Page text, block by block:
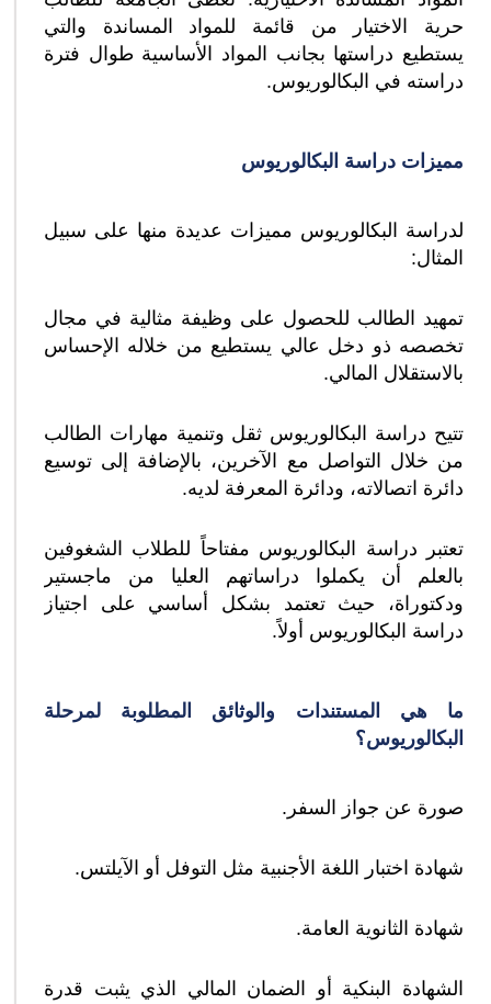
حرية الاختيار من قائمة للمواد المساندة والتي
يستطيع دراستها بجانب المواد الأساسية طوال فترة
دراسته في البكالوريوس.
مميزات دراسة البكالوريوس
لدراسة البكالوريوس مميزات عديدة منها على سبيل
المثال:
تمهيد الطالب للحصول على وظيفة مثالية في مجال
تخصصه ذو دخل عالي يستطيع من خلاله الإحساس
بالاستقلال المالي.
تتيح دراسة البكالوريوس ثقل وتنمية مهارات الطالب
من خلال التواصل مع الآخرين، بالإضافة إلى توسيع
دائرة اتصالاته، ودائرة المعرفة لديه.
تعتبر دراسة البكالوريوس مفتاحاً للطلاب الشغوفين
بالعلم أن يكملوا دراساتهم العليا من ماجستير
ودكتوراة، حيث تعتمد بشكل أساسي على اجتياز
دراسة البكالوريوس أولاً.
ما هي المستندات والوثائق المطلوبة لمرحلة
البكالوريوس؟
صورة عن جواز السفر.
شهادة اختبار اللغة الأجنبية مثل التوفل أو الآيلتس.
شهادة الثانوية العامة.
الشهادة البنكية أو الضمان المالي الذي يثبت قدرة